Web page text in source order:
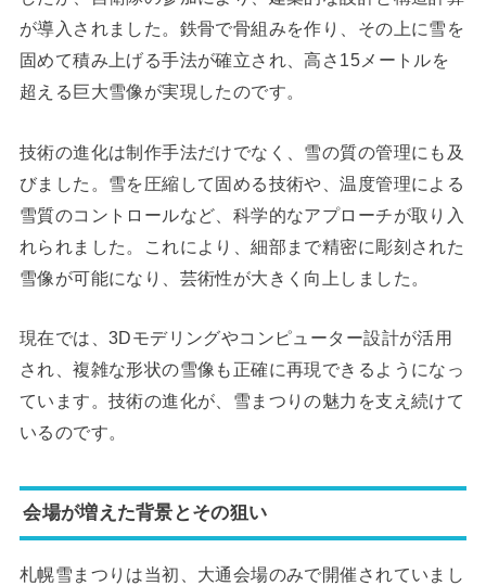
が導入されました。鉄骨で骨組みを作り、その上に雪を
固めて積み上げる手法が確立され、高さ15メートルを
超える巨大雪像が実現したのです。
技術の進化は制作手法だけでなく、雪の質の管理にも及
びました。雪を圧縮して固める技術や、温度管理による
雪質のコントロールなど、科学的なアプローチが取り入
れられました。これにより、細部まで精密に彫刻された
雪像が可能になり、芸術性が大きく向上しました。
現在では、3Dモデリングやコンピューター設計が活用
され、複雑な形状の雪像も正確に再現できるようになっ
ています。技術の進化が、雪まつりの魅力を支え続けて
いるのです。
会場が増えた背景とその狙い
札幌雪まつりは当初、大通会場のみで開催されていまし